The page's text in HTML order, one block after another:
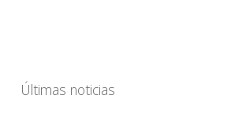
Últimas noticias